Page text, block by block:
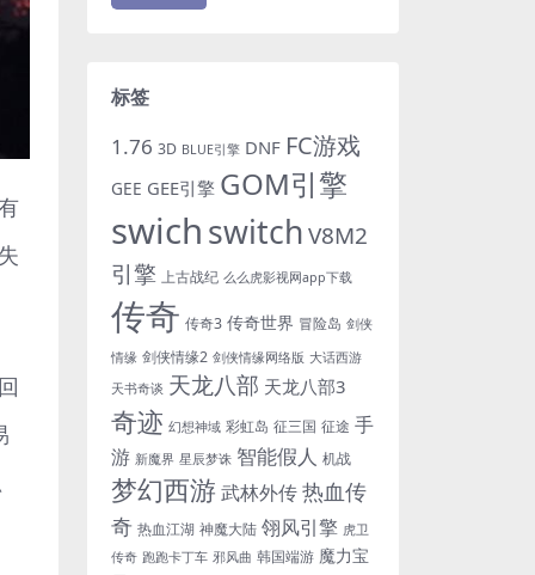
标签
1.76 3D BLUE引擎 DNF FC游戏
GEE GEE引擎 GOM引擎
swichswitchV8M2
引擎 上古战纪 么么虎影视网app下载
传奇 传奇3 传奇世界 冒险岛 剑侠
情缘 剑侠情缘2 剑侠情缘网络版 大话西游
天书奇谈 天龙八部 天龙八部3
奇迹 幻想神域 彩虹岛 征三国 征途 手
游 新魔界 星辰梦诛 智能假人 机战
梦幻西游 武林外传热血传
奇 热血江湖 神魔大陆 翎风引擎 虎卫
传奇 跑跑卡丁车 邪风曲 韩国端游 魔力宝